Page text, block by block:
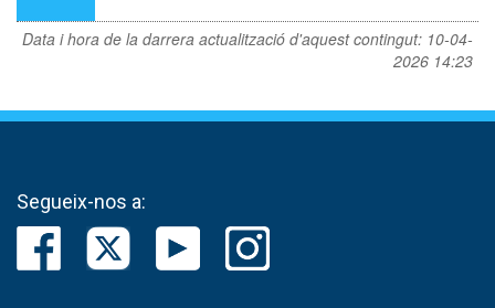
Data i hora de la darrera actualització d'aquest contingut: 10-04-
2026 14:23
Segueix-nos a: